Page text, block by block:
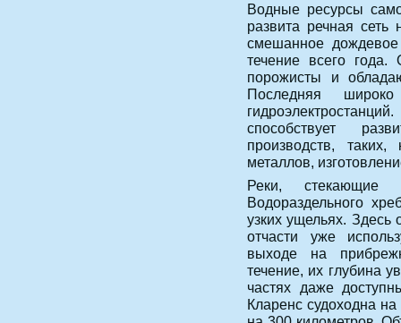
Водные ресурсы
развита речная
смешанное
течение всего
порожисты и
Последняя широко
способствует
производств,
металлов,
Реки, стекающие
Водораздельного
узких ущельях. Здесь
отчасти уже
выходе на
течение, их глубина
частях даже
Кларенс судоходна